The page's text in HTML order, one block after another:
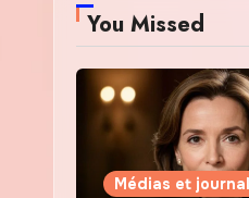
You Missed
Médias et